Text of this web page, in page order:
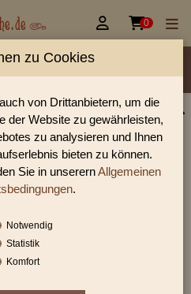
 0
Farbe
Beads 2-Cutbeads
Perlen
sie zahlreich 2-Cut Beads 2-
und viele weiter Glasperlen.
folgender Kategorie:
Rechteckform
zu Cookies
von Drittanbietern, um die
der Website zu gewährleisten,
zu analysieren und Ihnen
bieten zu können.
Sie in unserernAllgemeinen
.
Notwendig
Statistik
Komfort